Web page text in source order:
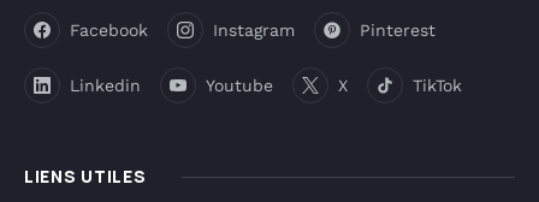
Facebook Instagram Pinterest
Linkedin Youtube X TikTok
LIENS UTILES